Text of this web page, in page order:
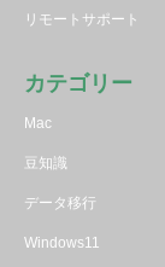
リモートサポート
カテゴリー
Mac
豆知識
データ移行
Windows11